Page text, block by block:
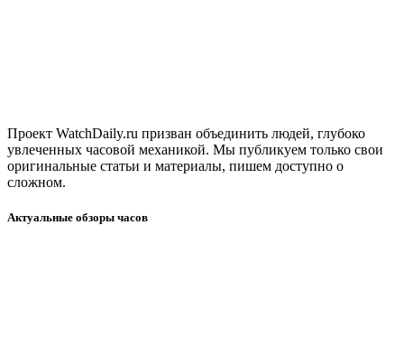
Проект WatchDaily.ru призван объединить людей, глубоко
увлеченных часовой механикой. Мы публикуем только свои
оригинальные статьи и материалы, пишем доступно о
сложном.
Актуальные обзоры часов